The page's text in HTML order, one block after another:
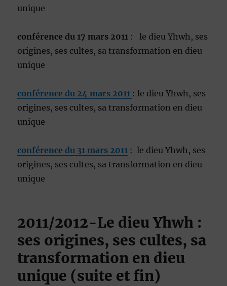
unique
conférence du 17 mars 2011 : le dieu Yhwh, ses
origines, ses cultes, sa transformation en dieu
unique
conférence du 24 mars 2011 : le dieu Yhwh, ses
origines, ses cultes, sa transformation en dieu
unique
conférence du 31 mars 2011 : le dieu Yhwh, ses
origines, ses cultes, sa transformation en dieu
unique
2011/2012-Le dieu Yhwh :
ses origines, ses cultes, sa
transformation en dieu
unique (suite et fin)